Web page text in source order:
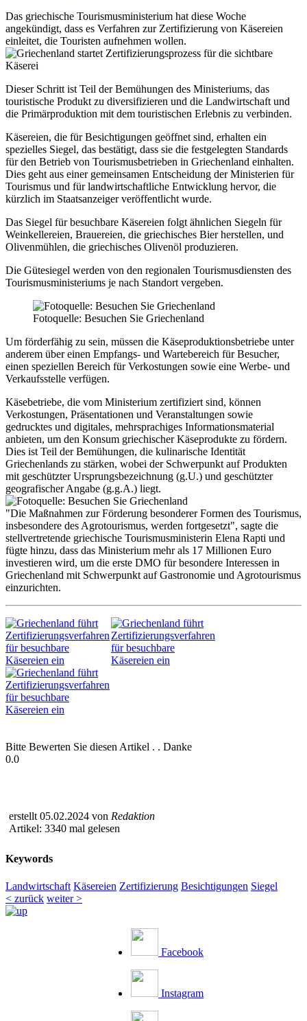
Das griechische Tourismusministerium hat diese Woche
angekündigt, dass es Verfahren zur Zertifizierung von Käsereien
einleitet, die Touristen aufnehmen wollen.
Dieser Schritt ist Teil der Bemühungen des Ministeriums, das
touristische Produkt zu diversifizieren und die Landwirtschaft und
die Primärproduktion mit dem touristischen Erlebnis zu verbinden.
Käsereien, die für Besichtigungen geöffnet sind, erhalten ein
spezielles Siegel, das bestätigt, dass sie die festgelegten Standards
für den Betrieb von Tourismusbetrieben in Griechenland einhalten.
Dies geht aus einer gemeinsamen Entscheidung der Ministerien für
Tourismus und für landwirtschaftliche Entwicklung hervor, die
kürzlich im Staatsanzeiger veröffentlicht wurde.
Das Siegel für besuchbare Käsereien folgt ähnlichen Siegeln für
Weinkellereien, Brauereien, die griechisches Bier herstellen, und
Olivenmühlen, die griechisches Olivenöl produzieren.
Die Gütesiegel werden von den regionalen Tourismusdiensten des
Tourismusministeriums je nach Standort vergeben.
Fotoquelle: Besuchen Sie Griechenland
Um förderfähig zu sein, müssen die Käseproduktionsbetriebe unter
anderem über einen Empfangs- und Wartebereich für Besucher,
einen speziellen Bereich für Verkostungen sowie eine Werbe- und
Verkaufsstelle verfügen.
Käsebetriebe, die vom Ministerium zertifiziert sind, können
Verkostungen, Präsentationen und Veranstaltungen sowie
gedrucktes und digitales, mehrsprachiges Informationsmaterial
anbieten, um den Konsum griechischer Käseprodukte zu fördern.
Dies ist Teil der Bemühungen, die kulinarische Identität
Griechenlands zu stärken, wobei der Schwerpunkt auf Produkten
mit geschützter Ursprungsbezeichnung (g.U.) und geschützter
geografischer Angabe (g.g.A.) liegt.
"Die Maßnahmen zur Förderung besonderer Formen des Tourismus,
insbesondere des Agrotourismus, werden fortgesetzt", sagte die
stellvertretende griechische Tourismusministerin Elena Rapti und
fügte hinzu, dass das Ministerium mehr als 17 Millionen Euro
investieren wird, um die erste DMO für besondere Interessen in
Griechenland mit Schwerpunkt auf Gastronomie und Agrotourismus
einzurichten.
Bitte Bewerten Sie diesen Artikel . . Danke
0.0
erstellt 05.02.2024 von Redaktion
Artikel: 3340 mal gelesen
Keywords
Landwirtschaft Käsereien Zertifizierung Besichtigungen Siegel
< zurück weiter >
Facebook
Instagram